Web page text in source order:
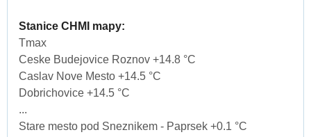
Stanice CHMI mapy:
Tmax
Ceske Budejovice Roznov +14.8 °C
Caslav Nove Mesto +14.5 °C
Dobrichovice +14.5 °C
...
Stare mesto pod Sneznikem - Paprsek +0.1 °C